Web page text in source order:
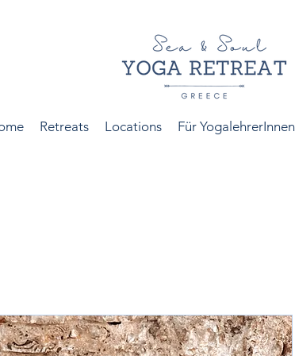
Retreats Locations Für YogalehrerInnen